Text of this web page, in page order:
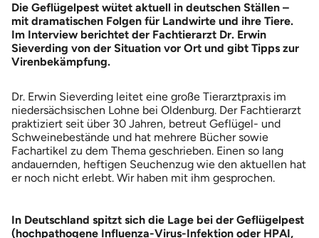
Die Geflügelpest wütet aktuell in deutschen Ställen –
mit dramatischen Folgen für Landwirte und ihre Tiere.
Im Interview berichtet der Fachtierarzt Dr. Erwin
Sieverding von der Situation vor Ort und gibt Tipps zur
Virenbekämpfung.
Dr. Erwin Sieverding leitet eine große Tierarztpraxis im
niedersächsischen Lohne bei Oldenburg. Der Fachtierarzt
praktiziert seit über 30 Jahren, betreut Geflügel- und
Schweinebestände und hat mehrere Bücher sowie
Fachartikel zu dem Thema geschrieben. Einen so lang
andauernden, heftigen Seuchenzug wie den aktuellen hat
er noch nicht erlebt. Wir haben mit ihm gesprochen.
In Deutschland spitzt sich die Lage bei der Geflügelpest
(hochpathogene Influenza-Virus-Infektion oder HPAI,